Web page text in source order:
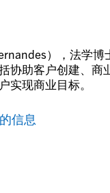
），法学
协助客户创建、
实现商业目标。
信息